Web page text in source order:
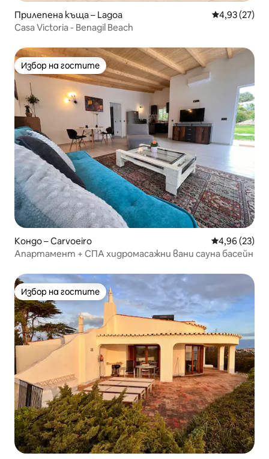
Прилепена къща – Lagoa Средна
4,93 (27)
Casa Victoria - Benagil Beach
Избор на гостите
Избор на гостите
Кондо – Carvoeiro Средна
4,96 (23)
Апартамент + СПА хидромасажни вани сауна басейн
Избор на гостите
Избор на гостите